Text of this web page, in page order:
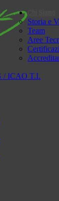
Storia e
Team
Aree
/ ICAO T.I.